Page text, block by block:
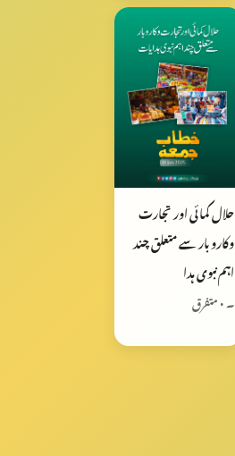
حلال کمائی اور تجارت
وکارو بار سے متعلق چند
اہم نبوی ہدا
۔ • متفرق